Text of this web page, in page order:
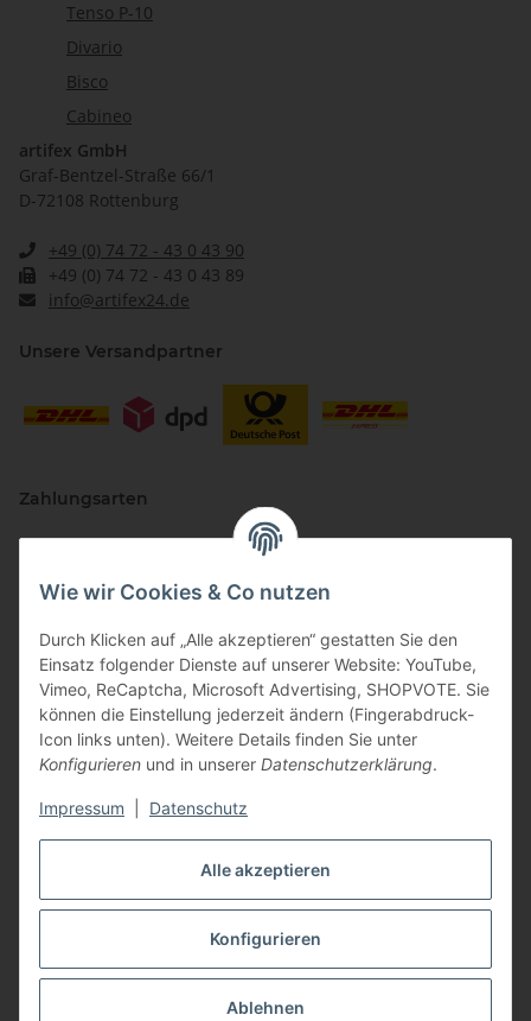
Alle akzeptieren
Konfigurieren
Ablehnen
Wie wir Cookies & Co nutzen
Durch Klicken auf „Alle akzeptieren“ gestatten Sie den
Einsatz folgender Dienste auf unserer Website: YouTube,
Vimeo, ReCaptcha, Microsoft Advertising, SHOPVOTE. Sie
können die Einstellung jederzeit ändern (Fingerabdruck-
Icon links unten). Weitere Details finden Sie unter
Konfigurieren und in unserer Datenschutzerklärung.
Impressum Datenschutz
Tenso P-10
Divario
Bisco
Cabineo
artifex GmbH
Graf-Bentzel-Straße 66/1
D-72108 Rottenburg
+49 (0) 74 72 - 43 0 43 90
+49 (0) 74 72 - 43 0 43 89
info@artifex24.de
Unsere Versandpartner
Zahlungsarten
Vertriebspartner
* Alle Preise inkl. gesetzlicher USt., zzgl.Versand